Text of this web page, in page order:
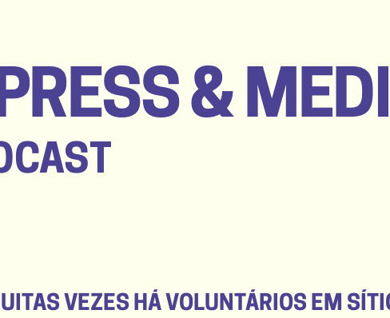
&
VEZES HÁ VOLUNTÁRIOS EM